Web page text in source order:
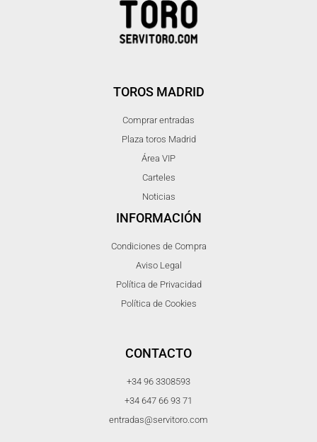
TOROS MADRID
Comprar entradas
Plaza toros Madrid
Área VIP
Carteles
Noticias
INFORMACIÓN
Condiciones de Compra
Aviso Legal
Política de Privacidad
Política de Cookies
CONTACTO
+34 96 3308593
+34 647 66 93 71
entradas@servitoro.com